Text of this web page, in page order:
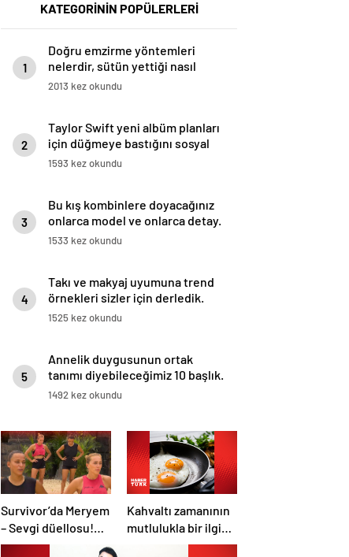
KATEGORİNİN POPÜLERLERİ
1
Doğru emzirme yöntemleri
nelerdir, sütün yettiği nasıl
anlaşılır?
2013 kez okundu
2
Taylor Swift yeni albüm planları
için düğmeye bastığını sosyal
medyadan duyurdu!
1593 kez okundu
3
Bu kış kombinlere doyacağınız
onlarca model ve onlarca detay.
1533 kez okundu
4
Takı ve makyaj uyumuna trend
örnekleri sizler için derledik.
1525 kez okundu
5
Annelik duygusunun ortak
tanımı diyebileceğimiz 10 başlık.
1492 kez okundu
Survivor’da Meryem
– Sevgi düellosu!
Yağmur’un rakibi
Kahvaltı zamanının
mutlulukla bir ilgisi